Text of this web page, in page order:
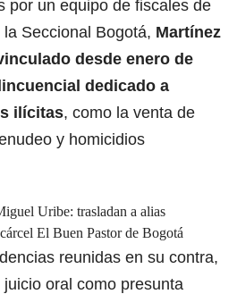
por un equipo de fiscales de
Seccional Bogotá, Martínez
desde enero de
dedicado a
ilícitas, como la venta de
y homicidios
Uribe: trasladan a alias
El Buen Pastor de Bogotá
reunidas en su contra,
oral como presunta